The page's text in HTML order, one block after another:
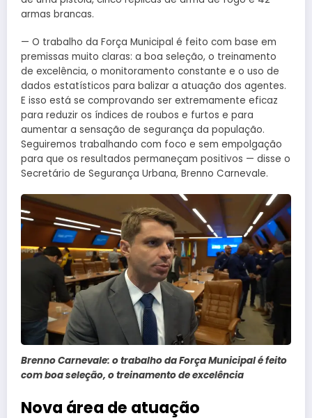
armas brancas.
— O trabalho da Força Municipal é feito com base em
premissas muito claras: a boa seleção, o treinamento
de excelência, o monitoramento constante e o uso de
dados estatísticos para balizar a atuação dos agentes.
E isso está se comprovando ser extremamente eficaz
para reduzir os índices de roubos e furtos e para
aumentar a sensação de segurança da população.
Seguiremos trabalhando com foco e sem empolgação
para que os resultados permaneçam positivos — disse o
Secretário de Segurança Urbana, Brenno Carnevale.
Brenno Carnevale: o trabalho da Força Municipal é feito
com boa seleção, o treinamento de excelência
Nova área de atuação